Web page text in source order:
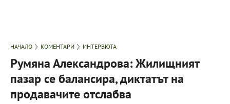
НАЧАЛО КОМЕНТАРИ ИНТЕРВЮТА
Румяна Александрова: Жилищният
пазар се балансира, диктатът на
продавачите отслабва